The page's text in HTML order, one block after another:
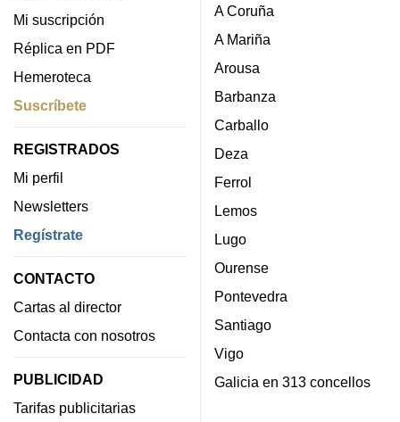
Mi suscripción
Réplica en PDF
Hemeroteca
Suscríbete
REGISTRADOS
Mi perfil
Newsletters
Regístrate
CONTACTO
Cartas al director
Contacta con nosotros
PUBLICIDAD
Tarifas publicitarias
A Coruña
A Mariña
Arousa
Barbanza
Carballo
Deza
Ferrol
Lemos
Lugo
Ourense
Pontevedra
Santiago
Vigo
Galicia en 313 concellos